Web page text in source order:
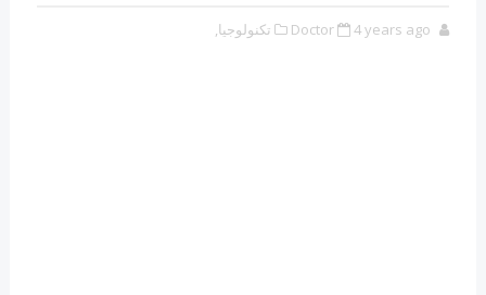
Doctor 4 years ago تكنولوجيا,